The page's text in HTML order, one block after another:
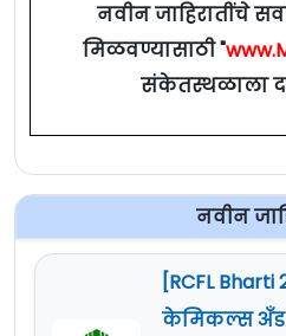
नवीन जाहिरातींचे
मिळवण्यासाठी "
संकेतस्थळाला
नवीन
[RCFL Bharti
केमिकल्स अँड